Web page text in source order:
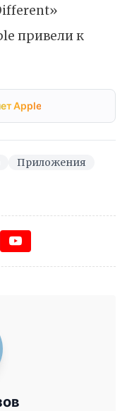
привели к
Apple
Приложения